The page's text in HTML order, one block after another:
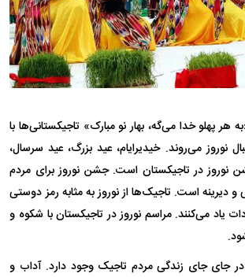
هر پهلو خدا می‌گه، بهار نو مبارک» تاجیکستانی‌ها با
نوروز می‌روند. خیدیرایام، عید بزرگ، عید سرسال،
نوروز در تاجیکستان است. جشن نوروز برای مردم
دیرینه است. تاجیک‌ها از نوروز به مثابه رمز دوستی
یاد می‌کنند. مراسم نوروز در تاجیکستان با شکوه و
جای جای زندگی مردم تاجیک وجود دارد. آداب و